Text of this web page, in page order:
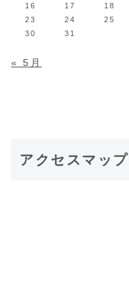
16
17 18
23
24 25
30
31
« 5月
アクセスマップ